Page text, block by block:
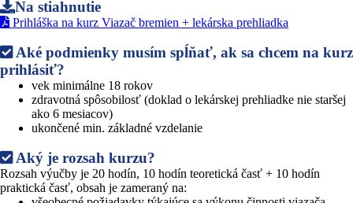
Na stiahnutie
Prihláška na kurz Viazač bremien + lekárska prehliadka
Aké podmienky musím spĺňať, ak sa chcem na kurz
prihlásiť?
vek minimálne 18 rokov
zdravotná spôsobilosť (doklad o lekárskej prehliadke nie staršej
ako 6 mesiacov)
ukončené min. základné vzdelanie
Aký je rozsah kurzu?
Rozsah výučby je 20 hodín, 10 hodín teoretická časť + 10 hodín
praktická časť, obsah je zameraný na: